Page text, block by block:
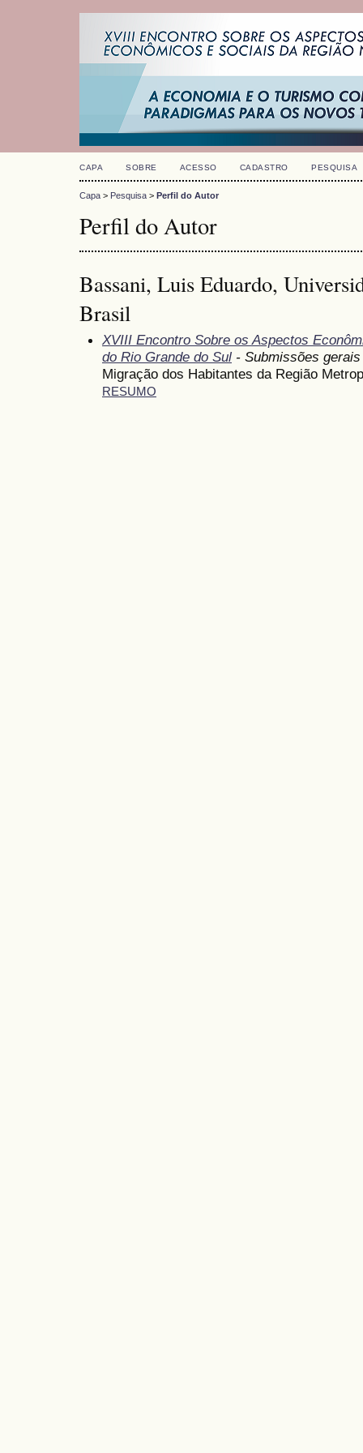
CAPA SOBRE ACESSO CADASTRO PESQUISA
Capa > Pesquisa > Perfil do Autor
Perfil do Autor
Bassani, Luis Eduardo,
Brasil
XVIII Encontro Sobre os Aspectos
do Rio Grande do Sul - Submissões gerais
Migração dos Habitantes da Região
RESUMO